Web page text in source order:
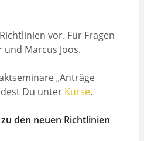
vor. Für Fragen
Marcus Joos.
„Anträge
Du unter Kurse.
den neuen Richtlinien